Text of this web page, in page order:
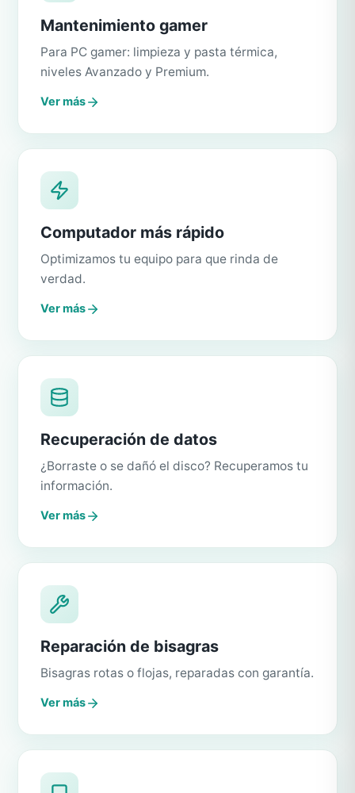
Mantenimiento gamer
Para PC gamer: limpieza y pasta térmica,
niveles Avanzado y Premium.
Ver más
Computador más rápido
Optimizamos tu equipo para que rinda de
verdad.
Ver más
Recuperación de datos
¿Borraste o se dañó el disco? Recuperamos tu
información.
Ver más
Reparación de bisagras
Bisagras rotas o flojas, reparadas con garantía.
Ver más